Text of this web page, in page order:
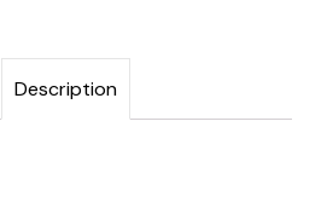
Description